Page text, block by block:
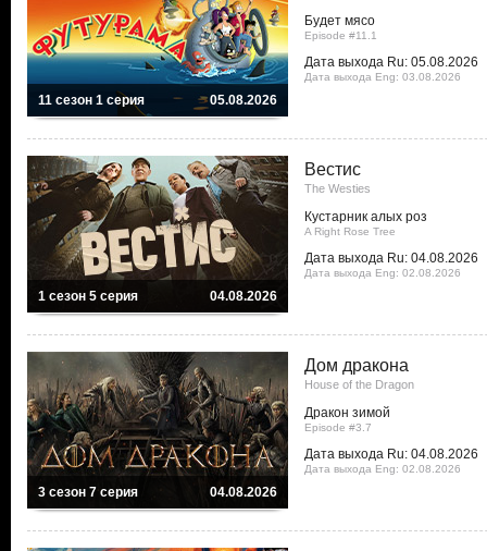
11 сезон 1 серия 05.08.2026
Будет мясо
Episode #11.1
Дата выхода Ru: 05.08.2026
Дата выхода Eng: 03.08.2026
1 сезон 5 серия 04.08.2026
Вестис
The Westies
Кустарник алых роз
A Right Rose Tree
Дата выхода Ru: 04.08.2026
Дата выхода Eng: 02.08.2026
3 сезон 7 серия 04.08.2026
Дом дракона
House of the Dragon
Дракон зимой
Episode #3.7
Дата выхода Ru: 04.08.2026
Дата выхода Eng: 02.08.2026